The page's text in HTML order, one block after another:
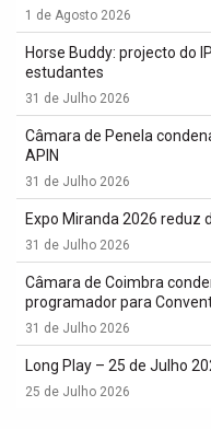
1 de Agosto 2026
Horse Buddy: projecto do
estudantes
31 de Julho 2026
Câmara de Penela
APIN
31 de Julho 2026
Expo Miranda 2026 reduz
31 de Julho 2026
Câmara de Coimbra
programador para
31 de Julho 2026
Long Play – 25 de Julho
25 de Julho 2026